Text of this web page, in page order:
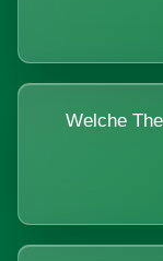
Welche